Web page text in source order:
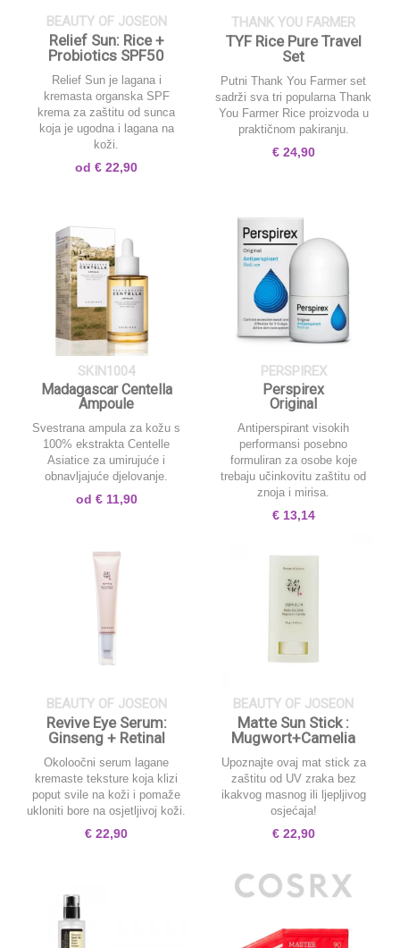
BEAUTY OF JOSEON
Relief Sun: Rice +
Probiotics SPF50
Relief Sun je lagana i
kremasta organska SPF
krema za zaštitu od sunca
koja je ugodna i lagana na
koži.
od€ 22,90
THANK YOU FARMER
TYF Rice Pure Travel
Set
Putni Thank You Farmer set
sadrži sva tri popularna Thank
You Farmer Rice proizvoda u
praktičnom pakiranju.
€24,90
SKIN1004
Madagascar Centella
Ampoule
Svestrana ampula za kožu s
100% ekstrakta Centelle
Asiatice za umirujuće i
obnavljajuće djelovanje.
od €11,90
PERSPIREX
Perspirex
Original
Antiperspirant visokih
performansi posebno
formuliran za osobe koje
trebaju učinkovitu zaštitu od
znoja i mirisa.
€13,14
BEAUTY OF JOSEON
Revive Eye Serum:
Ginseng + Retinal
Okoloočni serum lagane
kremaste teksture koja klizi
poput svile na koži i pomaže
ukloniti bore na osjetljivoj koži.
€ 22,90
BEAUTY OF JOSEON
Matte Sun Stick :
Mugwort+Camelia
Upoznajte ovaj mat stick za
zaštitu od UV zraka bez
ikakvog masnog ili ljepljivog
osjećaja!
€22,90